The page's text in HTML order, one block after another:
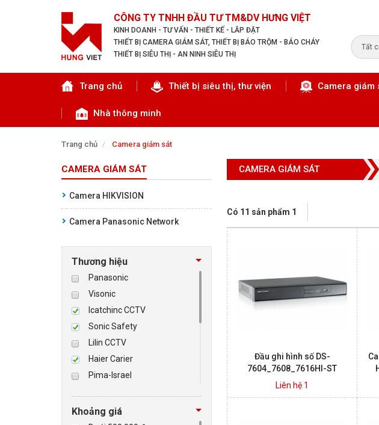
CÔNG TY TNHH ĐẦU TƯ TM&DV HƯNG VIỆT
KINH DOANH - TƯ VẤN - THIẾT KẾ - LẮP ĐẶT
THIẾT BỊ CAMERA GIÁM SÁT, THIẾT BỊ BÁO TRỘM - BÁO CHÁY
THIẾT BỊ SIÊU THỊ - AN NINH SIÊU THỊ
Tất
Trang chủ Thiết bị siêu thị, thư viện Camera giám
Nhà thông minh
Trang chủ Camera giám sát
CAMERA GIÁM SÁT
Có 11 sản phẩm 1
Đầu ghi hình số DS-
7604_7608_7616HI-ST
Liên hệ 1
CAMERA GIÁM SÁT
Camera HIKVISION
Camera Panasonic Network
Thương hiệu
Panasonic
Visonic
Icatchinc CCTV
Sonic Safety
Lilin CCTV
Haier Carier
Pima-Israel
Checkpoint
Khoảng giá
Tìm theo danh mục
TRANG CHỦ
THIẾT BỊ SIÊU THỊ, THƯ VIỆN
KIỂM SOÁT VÀO RA
BÁO ĐỘNG, BÁO CHÁY
NHÀ THÔNG MINH
LIÊN HỆ